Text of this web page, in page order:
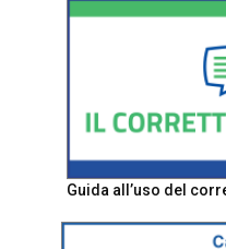
Guida all’uso del